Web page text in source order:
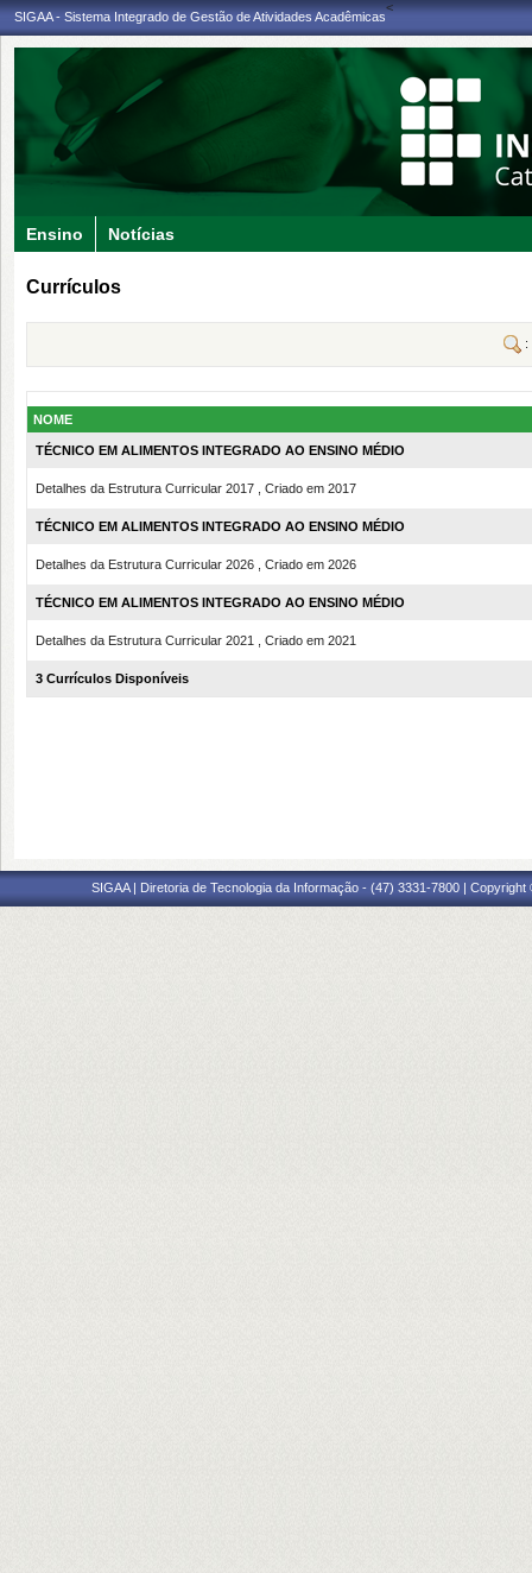
SIGAA - Sistema Integrado de Gestão de Atividades Acadêmicas
<
Ensino Notícias
Currículos
:
NOME
TÉCNICO EM ALIMENTOS INTEGRADO AO ENSINO MÉDIO
Detalhes da Estrutura Curricular 2017 , Criado em 2017
TÉCNICO EM ALIMENTOS INTEGRADO AO ENSINO MÉDIO
Detalhes da Estrutura Curricular 2026 , Criado em 2026
TÉCNICO EM ALIMENTOS INTEGRADO AO ENSINO MÉDIO
Detalhes da Estrutura Curricular 2021 , Criado em 2021
3 Currículos Disponíveis
SIGAA | Diretoria de Tecnologia da Informação - (47) 3331-7800 |